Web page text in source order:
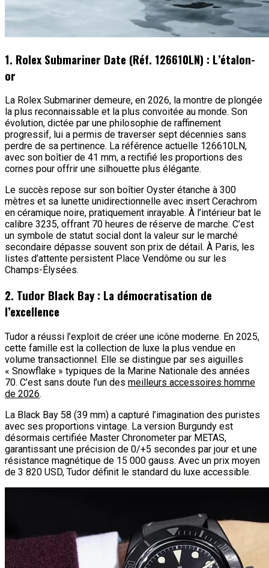
1. Rolex Submariner Date (Réf. 126610LN) : L’étalon-
or
La Rolex Submariner demeure, en 2026, la montre de plongée
la plus reconnaissable et la plus convoitée au monde. Son
évolution, dictée par une philosophie de raffinement
progressif, lui a permis de traverser sept décennies sans
perdre de sa pertinence. La référence actuelle 126610LN,
avec son boîtier de 41 mm, a rectifié les proportions des
cornes pour offrir une silhouette plus élégante.
Le succès repose sur son boîtier Oyster étanche à 300
mètres et sa lunette unidirectionnelle avec insert Cerachrom
en céramique noire, pratiquement inrayable. À l’intérieur bat le
calibre 3235, offrant 70 heures de réserve de marche. C’est
un symbole de statut social dont la valeur sur le marché
secondaire dépasse souvent son prix de détail. À Paris, les
listes d’attente persistent Place Vendôme ou sur les
Champs-Élysées.
2. Tudor Black Bay : La démocratisation de
l’excellence
Tudor a réussi l’exploit de créer une icône moderne. En 2025,
cette famille est la collection de luxe la plus vendue en
volume transactionnel. Elle se distingue par ses aiguilles
« Snowflake » typiques de la Marine Nationale des années
70. C’est sans doute l’un des meilleurs accessoires homme
de 2026.
La Black Bay 58 (39 mm) a capturé l’imagination des puristes
avec ses proportions vintage. La version Burgundy est
désormais certifiée Master Chronometer par METAS,
garantissant une précision de 0/+5 secondes par jour et une
résistance magnétique de 15 000 gauss. Avec un prix moyen
de 3 820 USD, Tudor définit le standard du luxe accessible.